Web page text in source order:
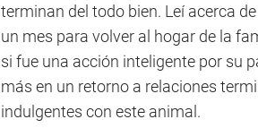
terminan del todo bien. Leí acerca
un mes para volver al hogar de la
si fue una acción inteligente por su
más en un retorno a relaciones
indulgentes con este animal.